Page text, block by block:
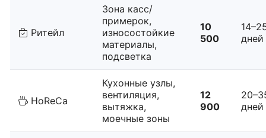
Ритейл
Зона касс/
примерок,
износостойкие
материалы,
подсветка
10
500
дней
HoReCa
Кухонные узлы,
вентиляция,
вытяжка,
моечные зоны
12
900
дней